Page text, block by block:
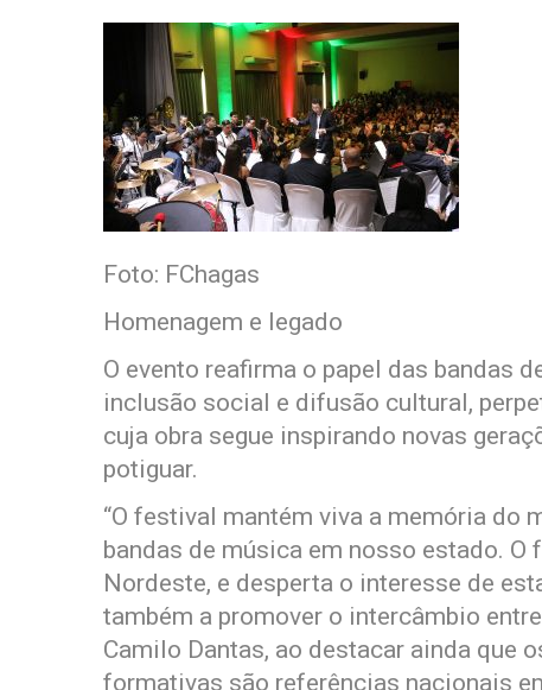
Foto: FChagas
Homenagem e legado
O evento reafirma o papel das bandas
inclusão social e difusão cultural,
cuja obra segue inspirando novas
potiguar.
“O festival mantém viva a memória do
bandas de música em nosso estado.
Nordeste, e desperta o interesse de
também a promover o intercâmbio
Camilo Dantas, ao destacar ainda que
formativas são referências nacionais